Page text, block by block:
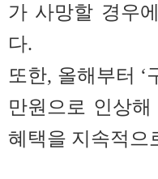
가 사망할 경우
다.
또한, 올해부터
만원으로 인상
혜택을 지속적으